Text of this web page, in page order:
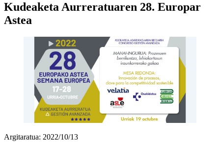
Kudeaketa Aurreratuaren 28. Europar
Astea
Argitaratua: 2022/10/13